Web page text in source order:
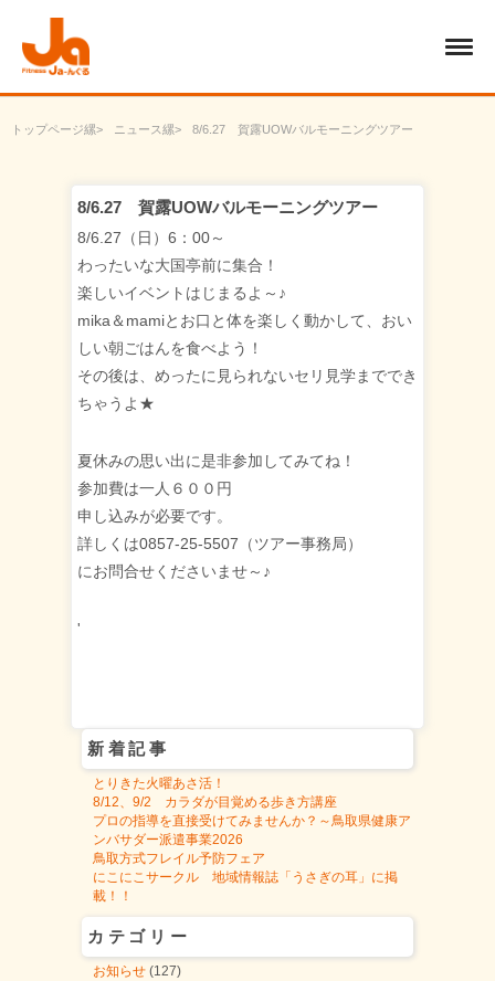
トップページ ニュース 8/6.27 賀露UOWバルモーニングツアー
8/6.27 賀露UOWバルモーニングツアー
8/6.27（日）6：00～
わったいな大国亭前に集合！
楽しいイベントはじまるよ～♪
mika＆mamiとお口と体を楽しく動かして、おい
しい朝ごはんを食べよう！
その後は、めったに見られないセリ見学まででき
ちゃうよ★
夏休みの思い出に是非参加してみてね！
参加費は一人６００円
申し込みが必要です。
詳しくは0857-25-5507（ツアー事務局）
にお問合せくださいませ～♪
'
新着記事
とりきた火曜あさ活！
8/12、9/2 カラダが目覚める歩き方講座
プロの指導を直接受けてみませんか？～鳥取県健康ア
ンバサダー派遣事業2026
鳥取方式フレイル予防フェア
にこにこサークル 地域情報誌「うさぎの耳」に掲
載！！
カテゴリー
お知らせ (127)